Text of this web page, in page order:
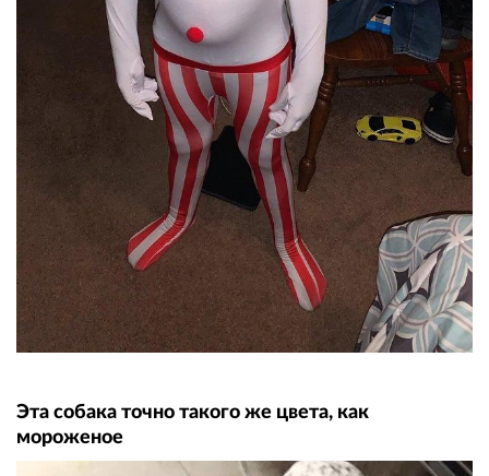
Эта собака точно такого же цвета, как
мороженое